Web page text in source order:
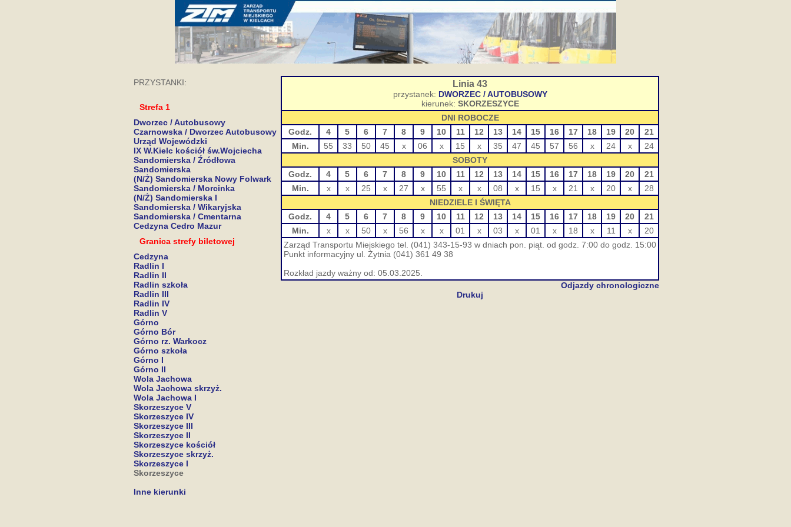
PRZYSTANKI:
Strefa 1
Dworzec / Autobusowy
Czarnowska / Dworzec Autobusowy
Urząd Wojewódzki
IX W.Kielc kościół św.Wojciecha
Sandomierska / Źródłowa
Sandomierska
(N/Ż) Sandomierska Nowy Folwark
Sandomierska / Morcinka
(N/Ż) Sandomierska I
Sandomierska / Wikaryjska
Sandomierska / Cmentarna
Cedzyna Cedro Mazur
Granica strefy biletowej
Cedzyna
Radlin I
Radlin II
Radlin szkoła
Radlin III
Radlin IV
Radlin V
Górno
Górno Bór
Górno rz. Warkocz
Górno szkoła
Górno I
Górno II
Wola Jachowa
Wola Jachowa skrzyż.
Wola Jachowa I
Skorzeszyce V
Skorzeszyce IV
Skorzeszyce III
Skorzeszyce II
Skorzeszyce kościół
Skorzeszyce skrzyż.
Skorzeszyce I
Skorzeszyce
Inne kierunki
Linia 43
przystanek: DWORZEC / AUTOBUSOWY
kierunek: SKORZESZYCE
DNI ROBOCZE
Godz.
4 5 6 7 8 9 10 11 12 13 14 15 16 17 18 19 20
21
Min.
55 33 50 45 x 06 x 15 x 35 47 45 57 56 x 24 x
24
SOBOTY
Godz.
4 5 6 7 8 9 10 11 12 13 14 15 16 17 18 19 20
21
Min.
x x 25 x 27 x 55 x x 08 x 15 x 21 x 20 x
28
NIEDZIELE I ŚWIĘTA
Godz.
4 5 6 7 8 9 10 11 12 13 14 15 16 17 18 19 20
21
Min.
x x 50 x 56 x x 01 x 03 x 01 x 18 x 11 x
20
Zarząd Transportu Miejskiego tel. (041) 343-15-93 w dniach pon. piąt. od godz. 7:00 do godz. 15:00
Punkt informacyjny ul. Żytnia (041) 361 49 38
Rozkład jazdy ważny od: 05.03.2025.
Odjazdy chronologiczne
Drukuj